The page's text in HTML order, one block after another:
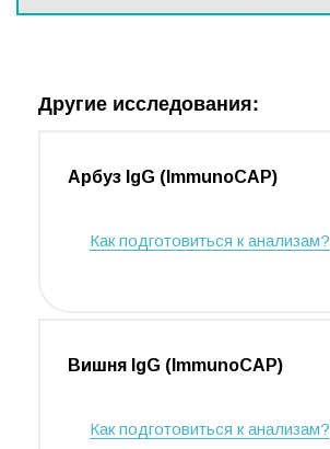
Другие исследования:
Арбуз IgG (ImmunoCAP)
Как подготовиться к анализам?
Вишня IgG (ImmunoCAP)
Как подготовиться к анализам?